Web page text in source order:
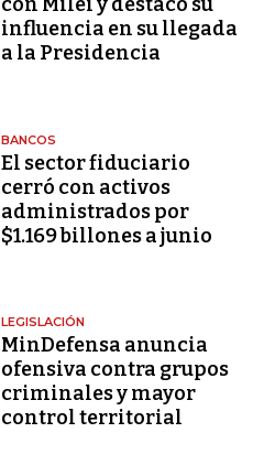
influencia en su llegada
a la Presidencia
BANCOS
El sector fiduciario
cerró con activos
administrados por
$1.169 billones a junio
LEGISLACIÓN
MinDefensa anuncia
ofensiva contra grupos
criminales y mayor
control territorial